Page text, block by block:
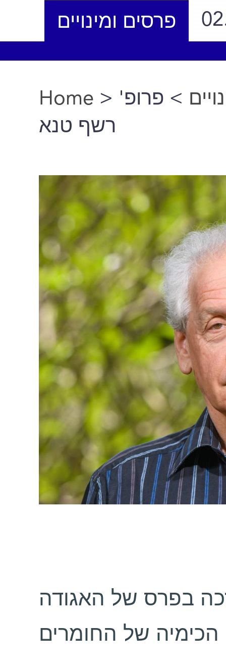
פרסים ומינויים
You are here
Home > > פרופ'
רשף טנא
בפרס של האגודה
של החומרים